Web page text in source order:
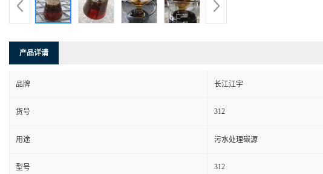
产品详请
品牌 长江江宇
货号 312
用途 污水处理碳源
型号 312